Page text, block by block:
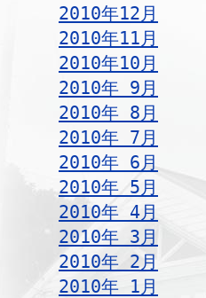
2010年12月
2010年11月
2010年10月
2010年 9月
2010年 8月
2010年 7月
2010年 6月
2010年 5月
2010年 4月
2010年 3月
2010年 2月
2010年 1月